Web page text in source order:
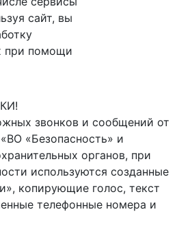
сайт, вы
при помощи
звонков и сообщений от
«Безопасность» и
органов, при
используются созданные
копирующие голос, текст
телефонные номера и